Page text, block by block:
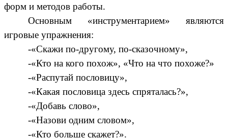
форм и методов работы.
Основным «инструментарием» являются
игровые упражнения:
-«Скажи по-другому, по-сказочному»,
-«Кто на кого похож», «Что на что похоже?»
-«Распутай пословицу»,
-«Какая пословица здесь спряталась?»,
-«Добавь слово»,
-«Назови одним словом»,
-«Кто больше скажет?».